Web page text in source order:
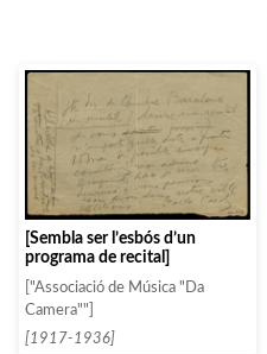
[Sembla ser l’esbós d’un
programa de recital]
["Associació de Música "Da
Camera""]
[1917-1936]